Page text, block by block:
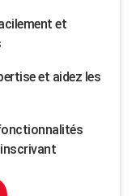
et
et aidez les